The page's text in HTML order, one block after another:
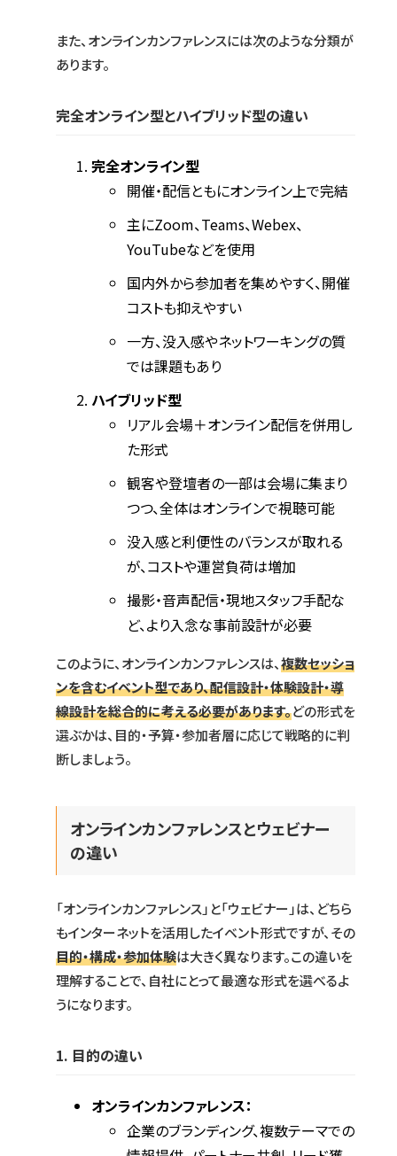
また、オンラインカンファレンスには次のような分類が
あります。
完全オンライン型とハイブリッド型の違い
完全オンライン型
開催・配信ともにオンライン上で完結
主にZoom、Teams、Webex、
YouTubeなどを使用
国内外から参加者を集めやすく、開催
コストも抑えやすい
一方、没入感やネットワーキングの質
では課題もあり
ハイブリッド型
リアル会場＋オンライン配信を併用し
た形式
観客や登壇者の一部は会場に集まり
つつ、全体はオンラインで視聴可能
没入感と利便性のバランスが取れる
が、コストや運営負荷は増加
撮影・音声配信・現地スタッフ手配な
ど、より入念な事前設計が必要
このように、オンラインカンファレンスは、複数セッショ
ンを含むイベント型であり、配信設計・体験設計・導
線設計を総合的に考える必要があります。どの形式を
選ぶかは、目的・予算・参加者層に応じて戦略的に判
断しましょう。
オンラインカンファレンスとウェビナー
の違い
「オンラインカンファレンス」と「ウェビナー」は、どちら
もインターネットを活用したイベント形式ですが、その
目的・構成・参加体験は大きく異なります。この違いを
理解することで、自社にとって最適な形式を選べるよ
うになります。
1. 目的の違い
オンラインカンファレンス：
企業のブランディング、複数テーマでの